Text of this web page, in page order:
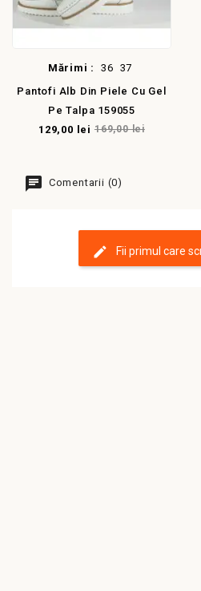
Mărimi : 36 37
Pantofi Alb Din Piele Cu Gel
Pe Talpa 159055
129,00 lei 169,00 lei
Comentarii (0)
Fii primul care